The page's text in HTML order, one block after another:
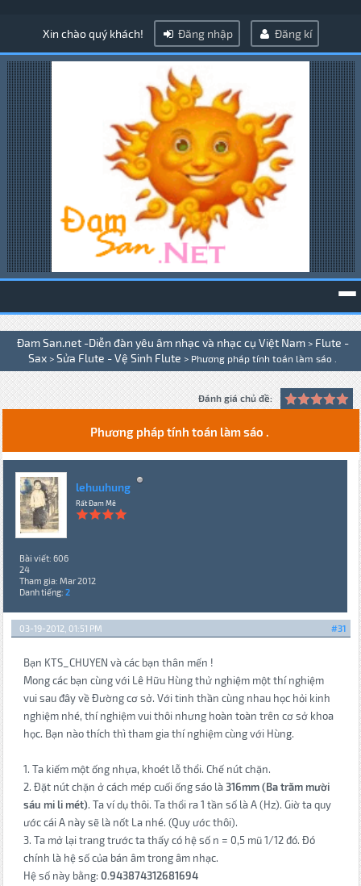
Xin chào quý khách! Đăng nhập Đăng kí
Đam San.net -Diễn đàn yêu âm nhạc và nhạc cụ Việt Nam > Flute -
Sax > Sửa Flute - Vệ Sinh Flute > Phương pháp tính toán làm sáo .
Đánh giá chủ đề:
Phương pháp tính toán làm sáo .
lehuuhung
Rất Đam Mê
Bài viết: 606
24
Tham gia: Mar 2012
Danh tiếng: 2
#31
03-19-2012, 01:51 PM
Bạn KTS_CHUYEN và các bạn thân mến !
Mong các bạn cùng với Lê Hữu Hùng thử nghiệm một thí nghiệm
vui sau đây về Đường cơ sở. Với tinh thần cùng nhau học hỏi kinh
nghiệm nhé, thí nghiệm vui thôi nhưng hoàn toàn trên cơ sở khoa
học. Bạn nào thích thì tham gia thí nghiệm cùng với Hùng.
1. Ta kiếm một ống nhựa, khoét lỗ thổi. Chế nút chặn.
2. Đặt nút chặn ở cách mép cuối ống sáo là316mm (Ba trăm mười
sáu mi li mét). Ta ví dụ thôi. Ta thổi ra 1 tần số là A (Hz). Giờ ta quy
ước cái A này sẽ là nốt La nhé. (Quy ước thôi).
3. Ta mở lại trang trước ta thấy có hệ số n = 0,5 mũ 1/12 đó. Đó
chính là hệ số của bán âm trong âm nhạc.
Hệ số này bằng: 0.943874312681694